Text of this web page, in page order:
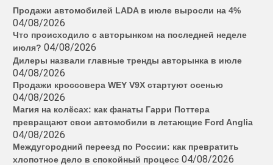
Продажи автомобилей LADA в июле выросли на 4%
04/08/2026
Что происходило с авторынком на последней неделе
июля? 04/08/2026
Дилеры назвали главные тренды авторынка в июле
04/08/2026
Продажи кроссовера WEY V9X стартуют осенью
04/08/2026
Магия на колёсах: как фанаты Гарри Поттера
превращают свои автомобили в летающие Ford Anglia
04/08/2026
Междугородний переезд по России: как превратить
хлопотное дело в спокойный процесс 04/08/2026